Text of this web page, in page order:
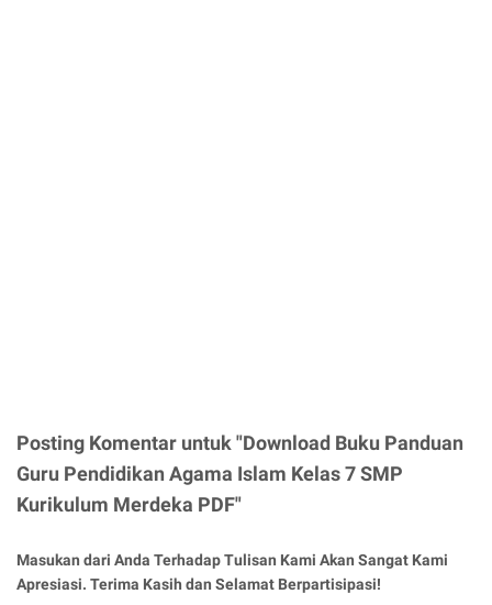
Posting Komentar untuk "Download Buku Panduan
Guru Pendidikan Agama Islam Kelas 7 SMP
Kurikulum Merdeka PDF"
Masukan dari Anda Terhadap Tulisan Kami Akan Sangat Kami
Apresiasi. Terima Kasih dan Selamat Berpartisipasi!